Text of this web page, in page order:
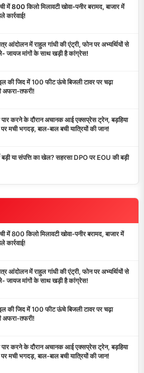
में 800 किलो मिलावटी खोवा-पनीर बरामद, बाजार में
कार्रवाई!
आंदोलन में राहुल गांधी की एंट्री, फोन पर अभ्यर्थियों से
जायज मांगों के साथ खड़ी है कांग्रेस!
की जिद में 100 फीट ऊंचे बिजली टावर पर चढ़ा
अफरा-तफरी!
पार करने के दौरान अचानक आई एक्सप्रेस ट्रेन, बड़हिया
मची भगदड़, बाल-बाल बची यात्रियों की जान!
बड़ी या संपत्ति का खेल? सहरसा DPO पर EOU की बड़ी
में 800 किलो मिलावटी खोवा-पनीर बरामद, बाजार में
कार्रवाई!
आंदोलन में राहुल गांधी की एंट्री, फोन पर अभ्यर्थियों से
जायज मांगों के साथ खड़ी है कांग्रेस!
की जिद में 100 फीट ऊंचे बिजली टावर पर चढ़ा
अफरा-तफरी!
पार करने के दौरान अचानक आई एक्सप्रेस ट्रेन, बड़हिया
मची भगदड़, बाल-बाल बची यात्रियों की जान!